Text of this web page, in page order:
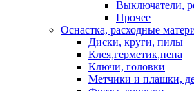
Выключатели,
Прочее
Оснастка, расходные
Диски, круги, пилы
Клея,герметик,пена
Ключи, головки
Метчики и плашки,